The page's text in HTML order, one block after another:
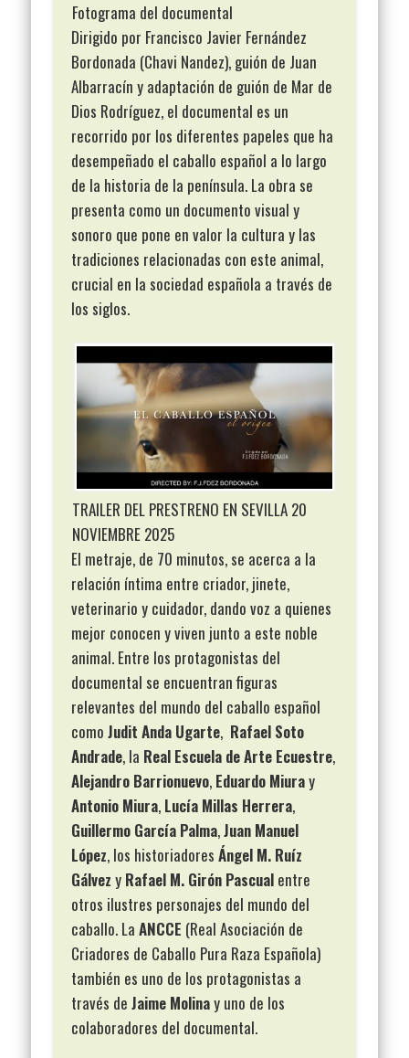
Fotograma del documental
Dirigido por Francisco Javier Fernández
Bordonada (Chavi Nandez), guión de Juan
Albarracín y adaptación de guión de Mar de
Dios Rodríguez, el documental es un
recorrido por los diferentes papeles que ha
desempeñado el caballo español a lo largo
de la historia de la península. La obra se
presenta como un documento visual y
sonoro que pone en valor la cultura y las
tradiciones relacionadas con este animal,
crucial en la sociedad española a través de
los siglos.
TRAILER DEL PRESTRENO EN SEVILLA 20
NOVIEMBRE 2025
El metraje, de 70 minutos, se acerca a la
relación íntima entre criador, jinete,
veterinario y cuidador, dando voz a quienes
mejor conocen y viven junto a este noble
animal. Entre los protagonistas del
documental se encuentran figuras
relevantes del mundo del caballo español
comoJudit Anda Ugarte, Rafael Soto
Andrade, la Real Escuela de Arte Ecuestre,
Alejandro Barrionuevo, Eduardo Miuray
Antonio Miura, Lucía Millas Herrera,
Guillermo García Palma,Juan Manuel
López, los historiadoresÁngel M. Ruíz
Gálvez y Rafael M. Girón Pascual entre
otros ilustres personajes del mundo del
caballo. LaANCCE (Real Asociación de
Criadores de Caballo Pura Raza Española)
también es uno de los protagonistas a
través deJaime Molinay uno de los
colaboradores del documental.